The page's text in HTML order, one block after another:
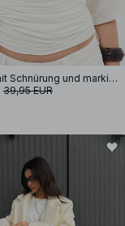
Oberteil mit Schnürung und markierter Taille
39,95 EUR